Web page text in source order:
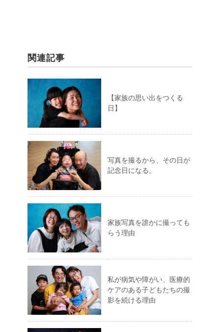
関連記事
【家族の思い出をつくる
日】
写真を撮るから、その日が
記念日になる。
家族写真を誰かに撮っても
らう理由
私が病気や障がい、医療的
ケアのある子どもたちの撮
影を続ける理由